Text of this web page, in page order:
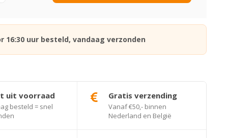
16:30 uur besteld, vandaag verzonden
uit voorraad
besteld = snel
Gratis verzending
Vanaf €50,- binnen
Nederland en België